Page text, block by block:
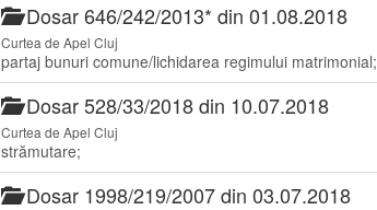
Dosar 646/242/2013* din 01.08.2018
Curtea de Apel Cluj
partaj bunuri comune/lichidarea regimului matrimonial;
Dosar 528/33/2018 din 10.07.2018
Curtea de Apel Cluj
strămutare;
Dosar 1998/219/2007 din 03.07.2018